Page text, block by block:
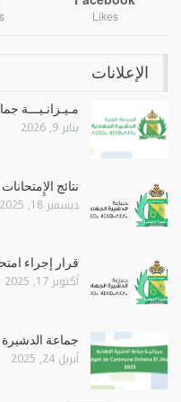
Likes
الإعلانات
مـيـزانـيـــة
يناير 9, 2026
نتائج
ديسمبر 18, 2025
قرار إجراء
أكتوبر 17, 2025
جماعة الدشيرة
أبريل 24, 2025